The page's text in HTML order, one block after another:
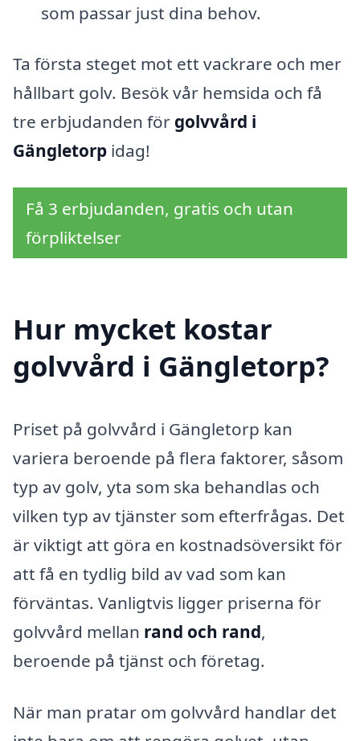
som passar just dina behov.
Ta första steget mot ett vackrare och mer
hållbart golv. Besök vår hemsida och få
tre erbjudanden för golvvård i
Gängletorp idag!
Få 3 erbjudanden, gratis och utan
förpliktelser
Hur mycket kostar
golvvård i Gängletorp?
Priset på golvvård i Gängletorp kan
variera beroende på flera faktorer, såsom
typ av golv, yta som ska behandlas och
vilken typ av tjänster som efterfrågas. Det
är viktigt att göra en kostnadsöversikt för
att få en tydlig bild av vad som kan
förväntas. Vanligtvis ligger priserna för
golvvård mellan rand och rand,
beroende på tjänst och företag.
När man pratar om golvvård handlar det